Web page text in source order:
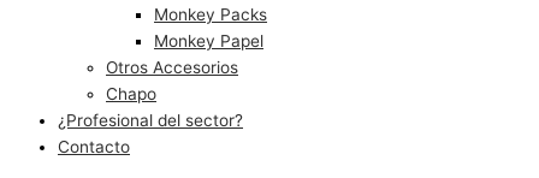
Monkey Packs
Monkey Papel
Otros Accesorios
Chapo
¿Profesional del sector?
Contacto